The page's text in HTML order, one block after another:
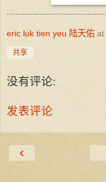
eric luk tien yeu 陆天佑 at
共享
没有评论:
发表评论
‹